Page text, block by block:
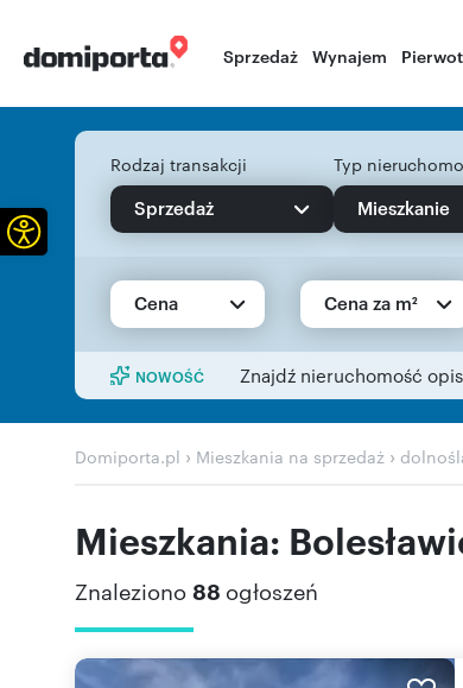
Sprzedaż Wynajem
Rodzaj transakcji
Sprzedaż
Typ
Mieszkanie
Cena Cena za m²
NOWOŚĆ Znajdź nieruchomość
Domiporta.pl › Mieszkania na sprzedaż ›
Mieszkania:
Znaleziono 88 ogłoszeń
Otwórz pasek narzędzi